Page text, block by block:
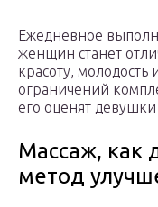
Ежедневное
женщин станет
красоту, молодость
ограничений
его оценят
Массаж, как
метод